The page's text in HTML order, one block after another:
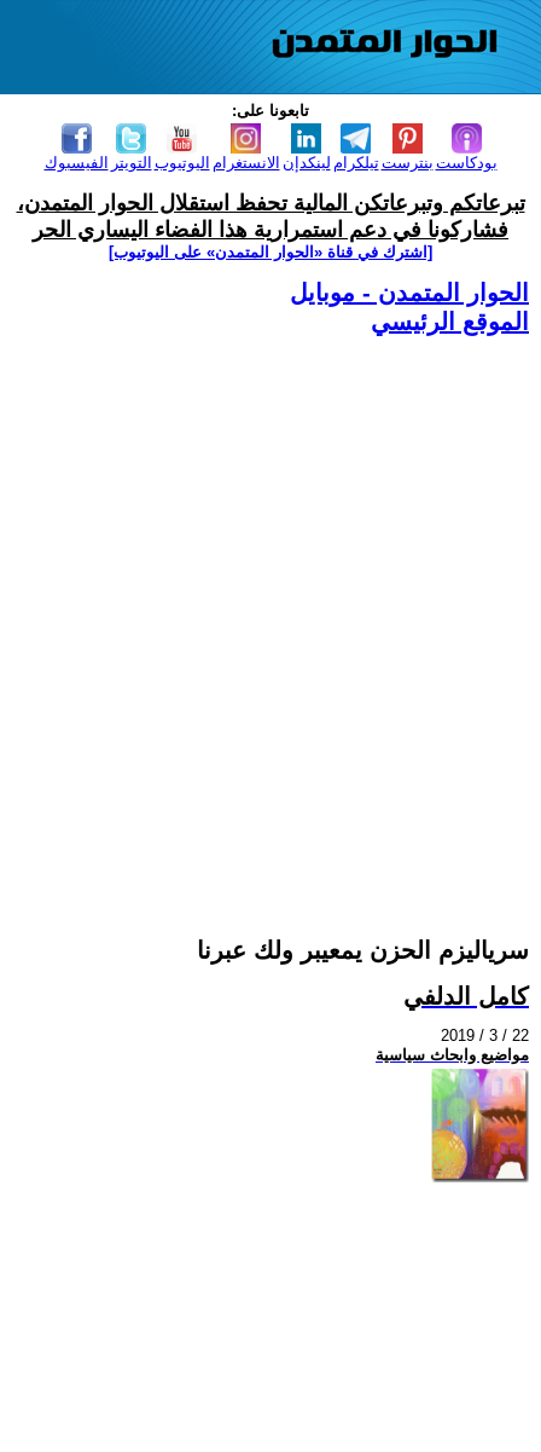
تابعونا على:
الفيسبوك التويتر اليوتيوب الانستغرام لينكدإن تيلكرامبنترست بودكاست
تبرعاتكم وتبرعاتكن المالية تحفظ استقلال الحوار المتمدن،
فشاركونا في دعم استمرارية هذا الفضاء اليساري الحر
[اشترك في قناة ‫«الحوار المتمدن» على اليوتيوب]
الحوار المتمدن - موبايل
الموقع الرئيسي
سرياليزم الحزن يمعيبر ولك عبرنا
كامل الدلفي
2019 / 3 / 22
مواضيع وابحاث سياسية